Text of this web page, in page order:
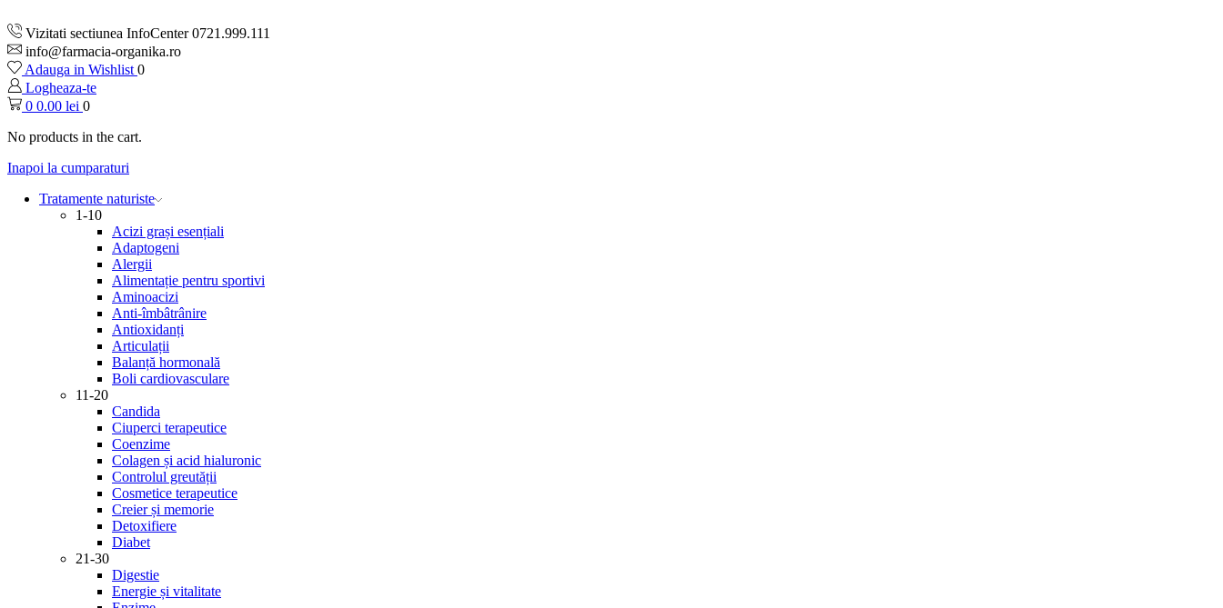
Vizitati sectiunea InfoCenter 0721.999.111
info@farmacia-organika.ro
Adauga in Wishlist 0
Logheaza-te
0 0.00 lei 0
No products in the cart.
Inapoi la cumparaturi
Tratamente naturiste
1-10
Acizi grași esențiali
Adaptogeni
Alergii
Alimentație pentru sportivi
Aminoacizi
Anti-îmbâtrânire
Antioxidanți
Articulații
Balanță hormonală
Boli cardiovasculare
11-20
Candida
Ciuperci terapeutice
Coenzime
Colagen și acid hialuronic
Controlul greutății
Cosmetice terapeutice
Creier și memorie
Detoxifiere
Diabet
21-30
Digestie
Energie și vitalitate